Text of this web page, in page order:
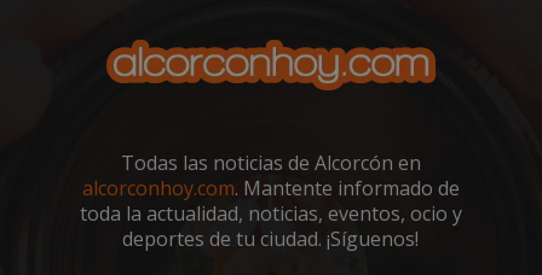
Todas las noticias de Alcorcón en
alcorconhoy.com. Mantente informado de
toda la actualidad, noticias, eventos, ocio y
deportes de tu ciudad. ¡Síguenos!
sp_landing
Spotify Inc.